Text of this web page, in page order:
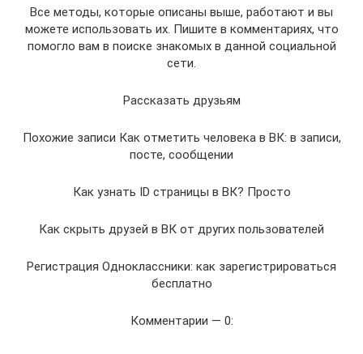
Все методы, которые описаны выше, работают и вы
можете использовать их. Пишите в комментариях, что
помогло вам в поиске знакомых в данной социальной
сети.
Рассказать друзьям
Похожие записи Как отметить человека в ВК: в записи,
посте, сообщении
Как узнать ID страницы в ВК? Просто
Как скрыть друзей в ВК от других пользователей
Регистрация Одноклассники: как зарегистрироваться
бесплатно
Комментарии — 0: